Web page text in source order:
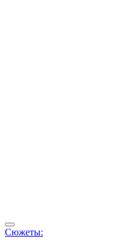
Сюжеты: